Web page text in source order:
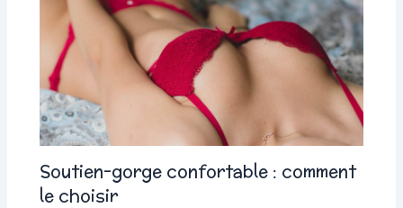
Soutien-gorge confortable : comment
le choisir